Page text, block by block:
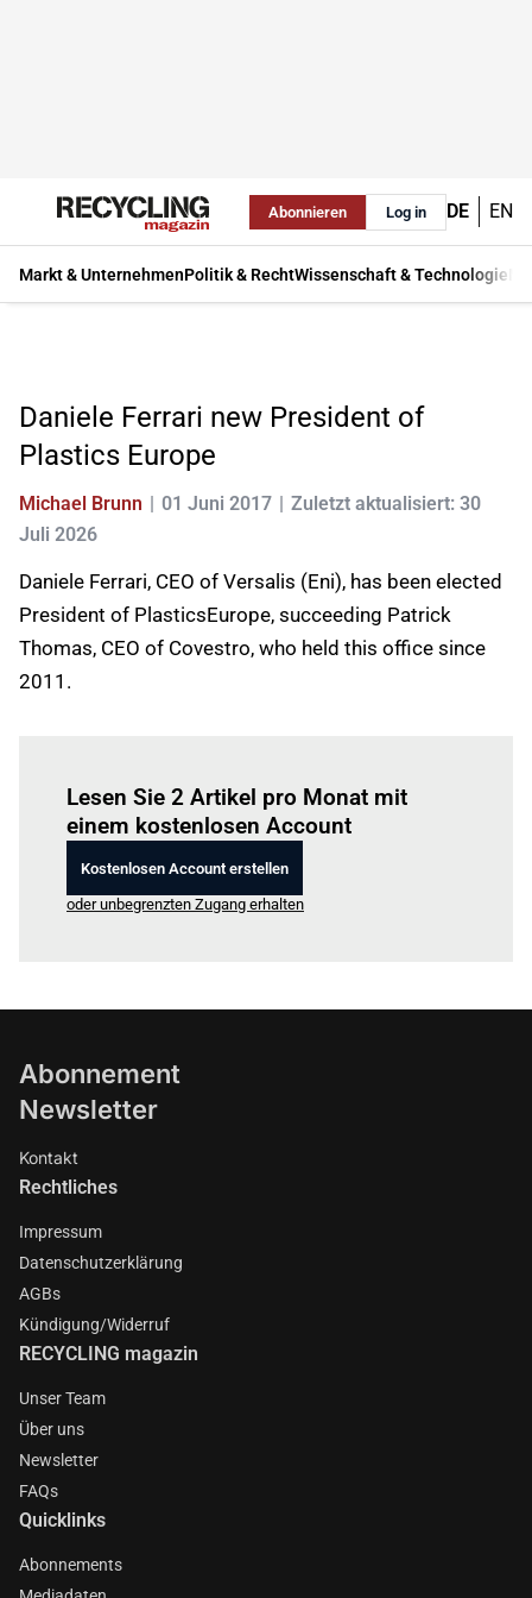
Abonnieren Log in DE EN
Markt & UnternehmenPolitik & RechtWissenschaft & Technologie
Daniele Ferrari new President of
Plastics Europe
Michael Brunn 01 Juni 2017
Zuletzt aktualisiert: 30
Juli 2026
Daniele Ferrari, CEO of Versalis (Eni), has been elected
President of PlasticsEurope, succeeding Patrick
Thomas, CEO of Covestro, who held this office since
2011.
Lesen Sie 2 Artikel pro Monat mit
einem kostenlosen Account
Kostenlosen Account erstellen
oder unbegrenzten Zugang erhalten
Abonnement
Newsletter
Kontakt
Rechtliches
Impressum
Datenschutzerklärung
AGBs
Kündigung/Widerruf
RECYCLING magazin
Unser Team
Über uns
Newsletter
FAQs
Quicklinks
Abonnements